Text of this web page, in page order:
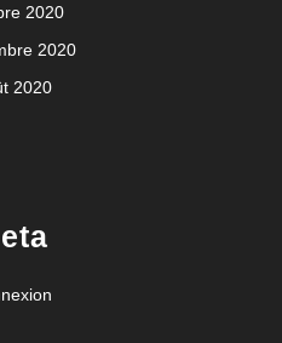
2020
2020
2020